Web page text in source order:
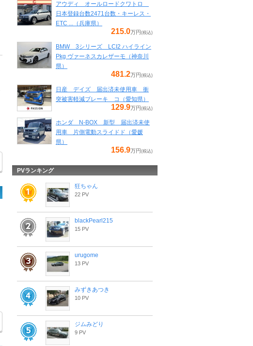
アウディ オールロードクワトロ
日本登録台数2471台数・キーレス・
ETC ...（兵庫県）
215.0万円 (税込)
BMW 3シリーズ LCI2 ハイライン
Pkg ヴァーネスカレザーモ（神奈川
県）
481.2万円 (税込)
日産 デイズ 届出済未使用車 衝
突被害軽減ブレーキ コ（愛知県）
129.9万円 (税込)
ホンダ N-BOX 新型 届出済未使
用車 片側電動スライドド（愛媛
県）
156.9万円 (税込)
PVランキング
狂ちゃん
22 PV
blackPearl215
15 PV
urugome
13 PV
みずきあつき
10 PV
ジムみどり
9 PV